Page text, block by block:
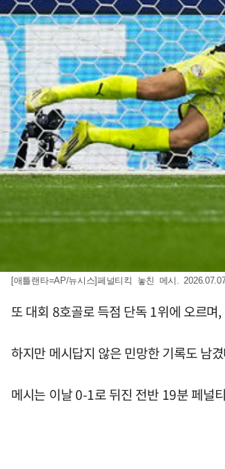
[애틀랜타=AP/뉴시스]페널티킥 놓친 메시.
또 대회 8호골로 득점 단독 1위에 오르
하지만 메시답지 않은 민망한 기록도 남
메시는 이날 0-1로 뒤진 전반 19분 페널